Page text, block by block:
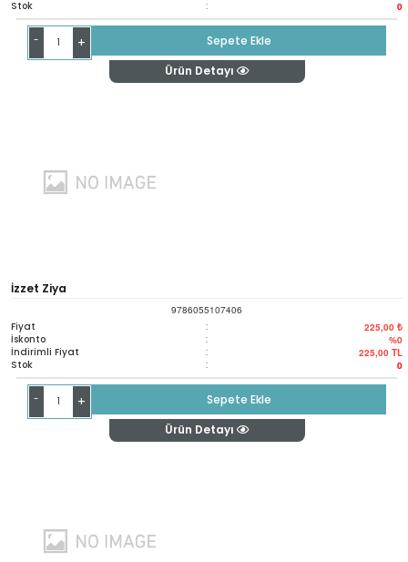
Stok : 0
- +
Sepete Ekle
Ürün Detayı
İzzet Ziya
9786055107406
Fiyat : 225,00 ₺
İskonto : %0
İndirimli Fiyat : 225,00 TL
Stok : 0
- +
Sepete Ekle
Ürün Detayı